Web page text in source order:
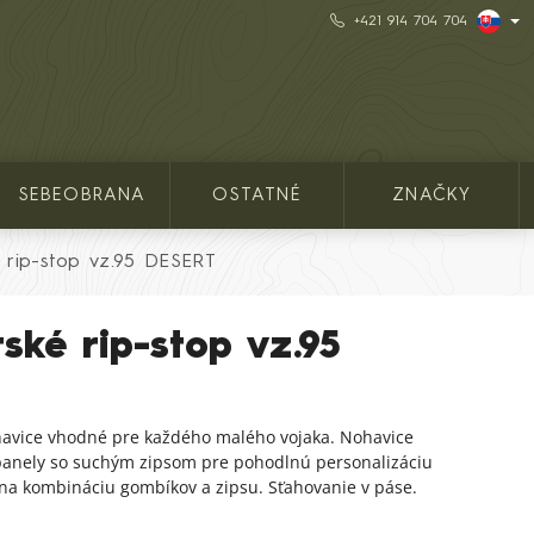
+421 914 704 704
SEBEOBRANA OSTATNÉ ZNAČKY
stop vz.95 DESERT
rip-stop vz.95
vhodné pre každého malého vojaka. Nohavice
so suchým zipsom pre pohodlnú personalizáciu
kombináciu gombíkov a zipsu. Sťahovanie v páse.